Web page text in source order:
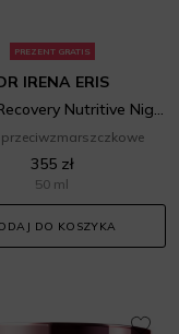
PREZENT GRATIS
IRENA ERIS
Intense Recovery Nutritive Night Cream
przeciwzmarszczkowe
355 zł
50 ml
DO KOSZYKA